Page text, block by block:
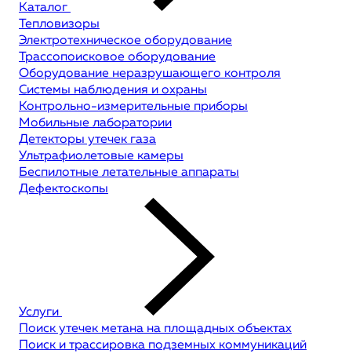
Каталог
Тепловизоры
Электротехническое оборудование
Трассопоисковое оборудование
Оборудование неразрушающего контроля
Системы наблюдения и охраны
Контрольно-измерительные приборы
Мобильные лаборатории
Детекторы утечек газа
Ультрафиолетовые камеры
Беспилотные летательные аппараты
Дефектоскопы
Услуги
Поиск утечек метана на площадных объектах
Поиск и трассировка подземных коммуникаций